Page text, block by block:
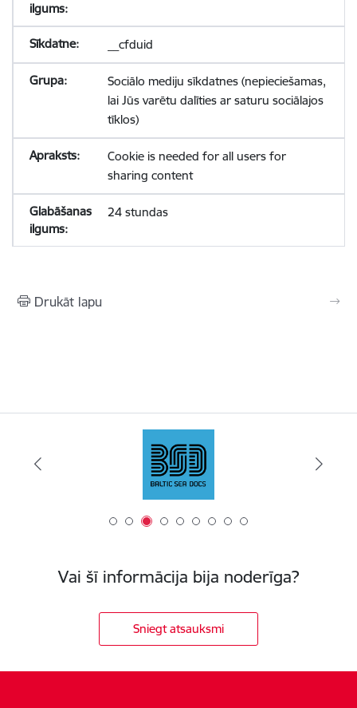
__cfduid
Sociālo mediju sīkdatnes (nepieciešamas,
lai Jūs varētu dalīties ar saturu sociālajos
tīklos)
Cookie is needed for all users for
sharing content
24 stundas
Drukāt lapu
Vai šī informācija bija noderīga?
Sniegt atsauksmi